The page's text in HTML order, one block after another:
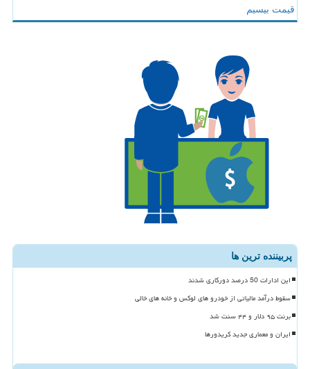
قیمت بیسیم
پربیننده ترین ها
این ادارات 50 درصد دورکاری شدند
سقوط درآمد مالیاتی از خودرو های لوکس و خانه های خالی
برنت ۹۵ دلار و ۴۴ سنت شد
ایران و معماری جدید کریدورها